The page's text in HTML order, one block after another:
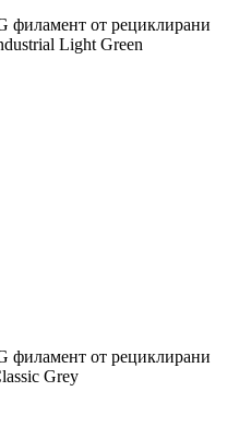
филамент от рециклирани
Light Green
филамент от рециклирани
Grey